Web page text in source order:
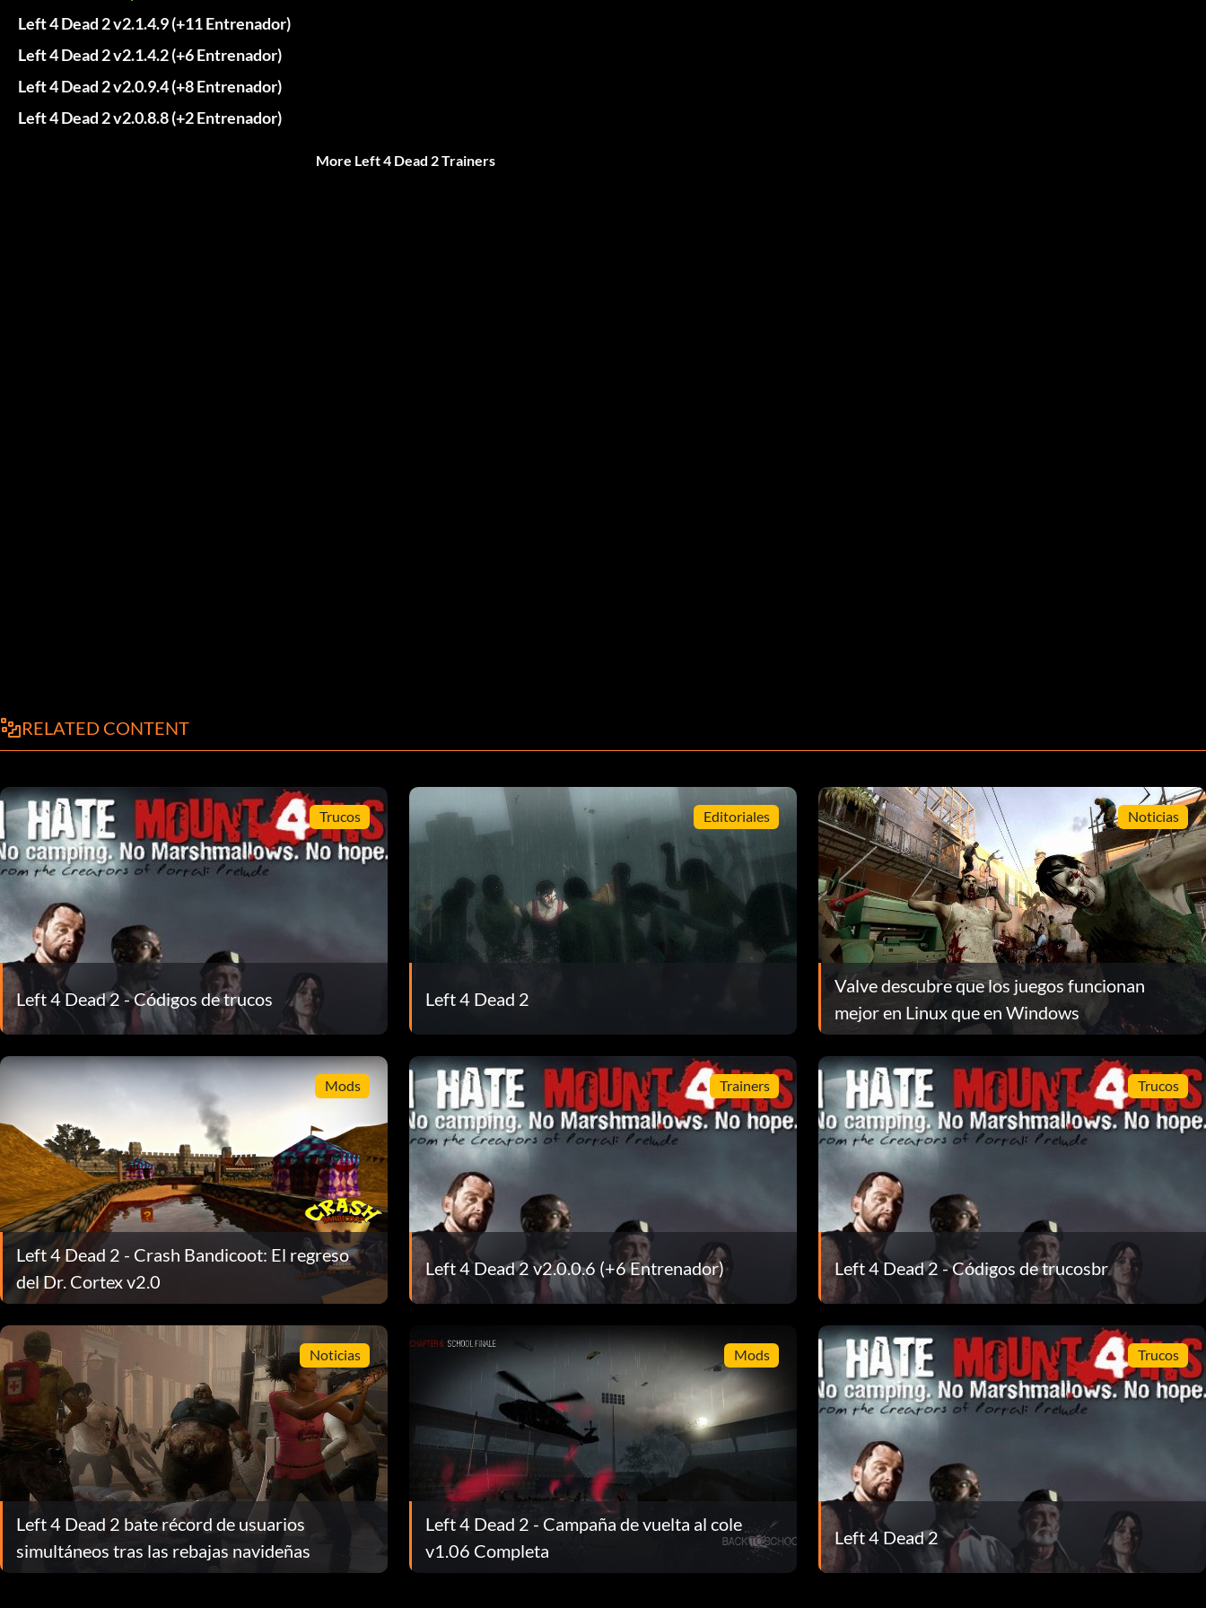
Left 4 Dead 2 v2.1.4.9 (+11 Entrenador)
Left 4 Dead 2 v2.1.4.2 (+6 Entrenador)
Left 4 Dead 2 v2.0.9.4 (+8 Entrenador)
Left 4 Dead 2 v2.0.8.8 (+2 Entrenador)
More Left 4 Dead 2 Trainers
RELATED CONTENT
Trucos
Left 4 Dead 2 - Códigos de trucos
Editoriales
Left 4 Dead 2
Noticias
Valve descubre que los juegos funcionan
mejor en Linux que en Windows
Mods
Left 4 Dead 2 - Crash Bandicoot: El regreso
del Dr. Cortex v2.0
Trainers
Left 4 Dead 2 v2.0.0.6 (+6 Entrenador)
Trucos
Left 4 Dead 2 - Códigos de trucosbr
Noticias
Left 4 Dead 2 bate récord de usuarios
simultáneos tras las rebajas navideñas
Mods
Left 4 Dead 2 - Campaña de vuelta al cole
v1.06 Completa
Trucos
Left 4 Dead 2